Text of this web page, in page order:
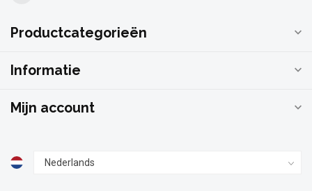
Productcategorieën
Informatie
Mijn account